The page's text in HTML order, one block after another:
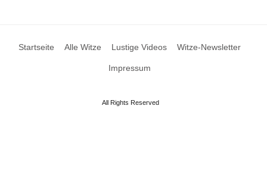
Startseite Alle Witze Lustige Videos Witze-Newsletter
Impressum
All Rights Reserved